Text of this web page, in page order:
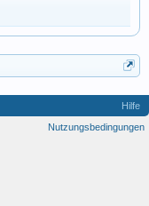
Hilfe
Nutzungsbedingungen